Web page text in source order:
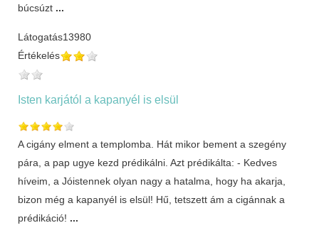
búcsúzt ...
Látogatás13980
Értékelés
Isten karjától a kapanyél is elsül
A cigány elment a templomba. Hát mikor bement a szegény
pára, a pap ugye kezd prédikálni. Azt prédikálta: - Kedves
híveim, a Jóistennek olyan nagy a hatalma, hogy ha akarja,
bizon még a kapanyél is elsül! Hű, tetszett ám a cigánnak a
prédikáció! ...